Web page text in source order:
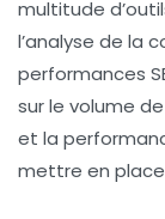
multitude
l’analyse de la
performances
sur le volume
et la
mettre en